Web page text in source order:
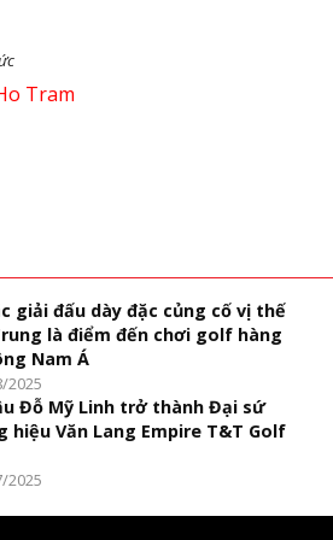
Tram
giải đấu dày đặc củng cố vị thế
là điểm đến chơi golf hàng
Nam Á
2025
Đỗ Mỹ Linh trở thành Đại sứ
hiệu Văn Lang Empire T&T Golf
2025